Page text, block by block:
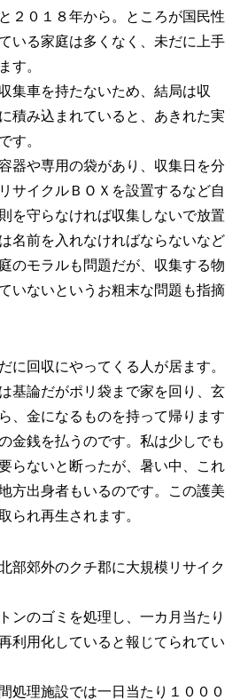
２０１８年から。ところが国民性
いる家庭は多くなく、未だに上手
す。
集車を持たないため、結局は収
積み込まれていると、あきれた実
す。
器や専用の袋があり、収集日を分
サイクルＢＯＸを設置するなど自
を守らなければ収集しないで放置
名前を入れなければならないなど
のモラルも問題だが、収集する物
いないというお粗末な問題も指摘
に回収にやってくる人が居ます。
基論だがポリ袋まで家を回り、玄
、金になるものを持って帰ります
金銭を払うのです。私は少しでも
らないと断ったが、暑い中、これ
方出身者もいるのです。この護美
られ再生されます。
部郊外のクチ郡に大規模リサイク
ンのゴミを処理し、一カ月当たり
利用化していると報じてられてい
処理施設では一日当たり１０００